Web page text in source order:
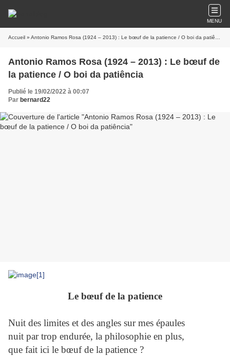
MENU
Accueil » Antonio Ramos Rosa (1924 – 2013) : Le bœuf de la patience / O boi da patiência
Antonio Ramos Rosa (1924 – 2013) : Le bœuf de
la patience / O boi da patiência
Publié le 19/02/2022 à 00:07
Par bernard22
Le bœuf de la patience
Nuit des limites et des angles sur mes épaules
nuit par trop endurée, la philosophie en plus,
que fait ici le bœuf de la patience ?